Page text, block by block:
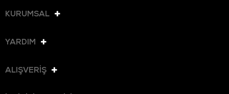
KURUMSAL
YARDIM
ALIŞVERİŞ